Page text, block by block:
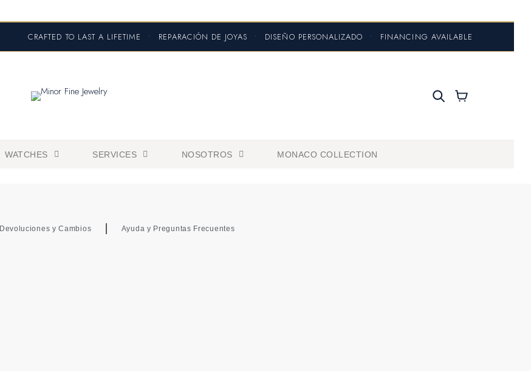
CRAFTED TO LAST A LIFETIME • REPARACIÓN DE JOYAS • DISEÑO PERSONALIZADO • FINANCING AVAILABLE
WATCHES SERVICES NOSOTROS MONACO COLLECTION
Devoluciones y Cambios Ayuda y Preguntas Frecuentes